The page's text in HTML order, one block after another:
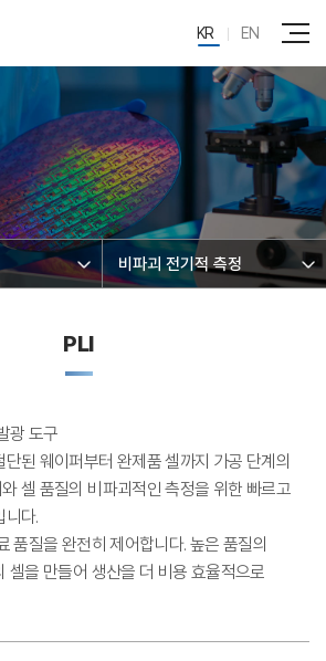
KR EN
비파괴 전기적 측정
PLI
광 도구
된 웨이퍼부터 완제품 셀까지 가공 단계의
셀 품질의 비파괴적인 측정을 위한 빠르고
니다.
품질을 완전히 제어합니다. 높은 품질의
셀을 만들어 생산을 더 비용 효율적으로